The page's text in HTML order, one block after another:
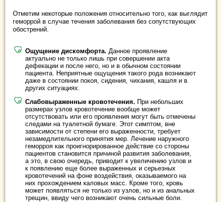
Отметим некоторые положения относительно того, как выглядит
геморрой в случае течения заболевания без сопутствующих
обострений.
Ощущение дискомфорта. Данное проявление
актуально не только лишь при совершении акта
дефекации и после него, но и в обычном состоянии
пациента. Неприятные ощущения такого рода возникают
даже в состоянии покоя, сидения, чихания, кашля и в
других ситуациях.
Слабовыраженные кровотечения. При небольших
размерах узлов кровотечение вообще может
отсутствовать или его проявления могут быть отмечены
следами на туалетной бумаге. Этот симптом, вне
зависимости от степени его выраженности, требует
незамедлительного принятия мер. Лечение наружного
геморроя как проигнорированное действие со стороны
пациентов становится причиной развития заболевания,
а это, в свою очередь, приводит к увеличению узлов и
к появлению еще более выраженных и серьезных
кровотечений на фоне воздействия, оказываемого на
них прохождением каловых масс. Кроме того, кровь
может появляться не только из узлов, но и из анальных
трещин, ввиду чего возникают очень сильные боли.